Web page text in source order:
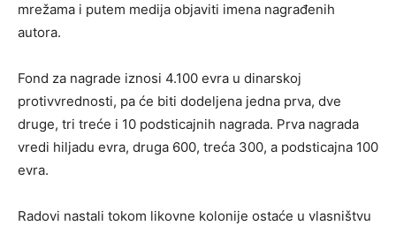
mrežama i putem medija objaviti imena nagrađenih
autora.
Fond za nagrade iznosi 4.100 evra u dinarskoj
protivvrednosti, pa će biti dodeljena jedna prva, dve
druge, tri treće i 10 podsticajnih nagrada. Prva nagrada
vredi hiljadu evra, druga 600, treća 300, a podsticajna 100
evra.
Radovi nastali tokom likovne kolonije ostaće u vlasništvu